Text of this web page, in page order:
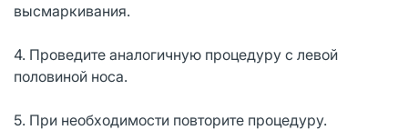
высмаркивания.
4. Проведите аналогичную процедуру с левой
половиной носа.
5. При необходимости повторите процедуру.